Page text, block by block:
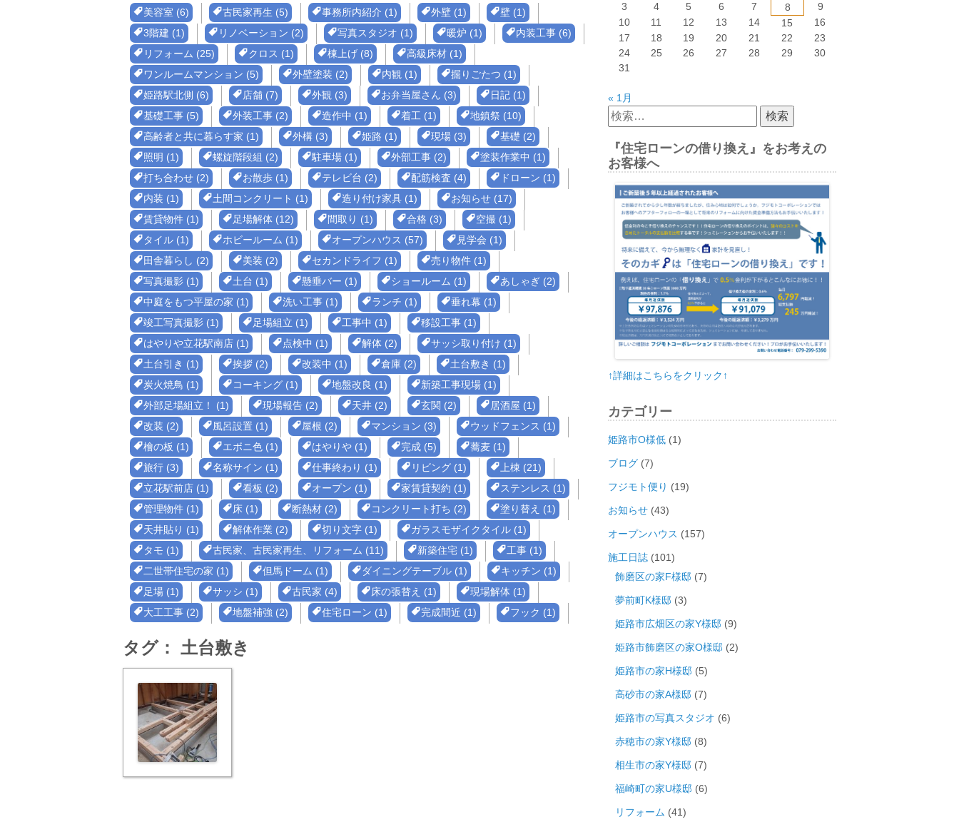
美容室 (6) 古民家再生 (5) 事務所内紹介 (1) 外壁 (1)
壁 (1)
3階建 (1)
リノベーション (2) 写真スタジオ (1) 暖炉 (1)
内装工事 (6)
リフォーム (25)
クロス (1) 棟上げ (8)
高級床材 (1)
ワンルームマンション (5)
外壁塗装 (2) 内観 (1)
掘りごたつ (1)
姫路駅北側 (6)
店舗 (7) 外観 (3) お弁当屋さん (3)
日記 (1)
基礎工事 (5)
外装工事 (2) 造作中 (1) 着工 (1)
地鎮祭 (10)
高齢者と共に暮らす家 (1)
外構 (3) 姫路 (1) 現場 (3)
基礎 (2)
照明 (1)
螺旋階段組 (2) 駐車場 (1) 外部工事 (2)
塗装作業中 (1)
打ち合わせ (2)
お散歩 (1) テレビ台 (2) 配筋検査 (4)
ドローン (1)
内装 (1)
土間コンクリート (1) 造り付け家具 (1)
お知らせ (17)
賃貸物件 (1)
足場解体 (12) 間取り (1) 合格 (3)
空撮 (1)
タイル (1)
ホビールーム (1) オープンハウス (57)
見学会 (1)
田舎暮らし (2)
美装 (2) セカンドライフ (1)
売り物件 (1)
写真撮影 (1)
土台 (1) 懸垂バー (1) ショールーム (1)
あしゃぎ (2)
中庭をもつ平屋の家 (1)
洗い工事 (1) ランチ (1)
垂れ幕 (1)
竣工写真撮影 (1)
足場組立 (1) 工事中 (1)
移設工事 (1)
はやりや立花駅南店 (1)
点検中 (1) 解体 (2)
サッシ取り付け (1)
土台引き (1)
挨拶 (2) 改装中 (1) 倉庫 (2)
土台敷き (1)
炭火焼鳥 (1)
コーキング (1) 地盤改良 (1)
新築工事現場 (1)
外部足場組立！ (1)
現場報告 (2) 天井 (2) 玄関 (2)
居酒屋 (1)
改装 (2)
風呂設置 (1) 屋根 (2) マンション (3)
ウッドフェンス (1)
檜の板 (1)
エボニ色 (1) はやりや (1) 完成 (5)
蕎麦 (1)
旅行 (3)
名称サイン (1) 仕事終わり (1) リビング (1)
上棟 (21)
立花駅前店 (1)
看板 (2) オープン (1) 家賃貸契約 (1)
ステンレス (1)
管理物件 (1)
床 (1) 断熱材 (2) コンクリート打ち (2)
塗り替え (1)
天井貼り (1)
解体作業 (2) 切り文字 (1)
ガラスモザイクタイル (1)
タモ (1)
古民家、古民家再生、リフォーム (11) 新築住宅 (1)
工事 (1)
二世帯住宅の家 (1)
但馬ドーム (1) ダイニングテーブル (1)
キッチン (1)
足場 (1)
サッシ (1) 古民家 (4) 床の張替え (1)
現場解体 (1)
大工工事 (2)
地盤補強 (2) 住宅ローン (1) 完成間近 (1) フック (1)
タグ： 土台敷き
3
4 5 6 7 8
9
10
11 12 13 14 15
16
17
18 19 20 21 22
23
24
25 26 27 28 29
30
31
« 1月
検
索:
『住宅ローンの借り換え』をお考えの
お客様へ
↑詳細はこちらをクリック↑
カテゴリー
姫路市O様低 (1)
ブログ (7)
フジモト便り (19)
お知らせ (43)
オープンハウス (157)
施工日誌 (101)
飾磨区の家F様邸 (7)
夢前町K様邸 (3)
姫路市広畑区の家Y様邸 (9)
姫路市飾磨区の家O様邸 (2)
姫路市の家H様邸 (5)
高砂市の家A様邸 (7)
姫路市の写真スタジオ (6)
赤穂市の家Y様邸 (8)
相生市の家Y様邸 (7)
福崎町の家U様邸 (6)
リフォーム (41)